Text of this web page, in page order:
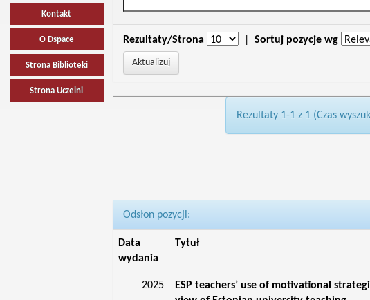
Kontakt
O Dspace
Strona Biblioteki
Strona Uczelni
Rezultaty/Strona Sortuj pozycje wg
Rezultaty 1-1 z 1 (Czas
Odsłon pozycji:
Data
wydania
Tytuł
2025
ESP teachers’ use of motivational